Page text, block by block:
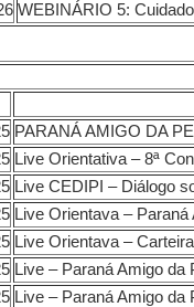
WEBINÁRIO 5:
PARANÁ AMIGO DA
Live Orientativa – 8ª
Live CEDIPI – Diálogo
Live Orientava –
Live Orientava –
Live – Paraná Amigo
Live – Paraná Amigo